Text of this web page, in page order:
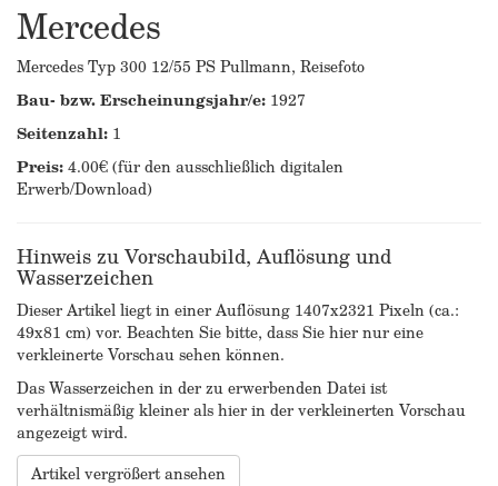
Mercedes
Mercedes Typ 300 12/55 PS Pullmann, Reisefoto
Bau- bzw. Erscheinungsjahr/e: 1927
Seitenzahl: 1
Preis:4.00€ (für den ausschließlich digitalen
Erwerb/Download)
Hinweis zu Vorschaubild, Auflösung und
Wasserzeichen
Dieser Artikel liegt in einer Auflösung 1407x2321 Pixeln (ca.:
49x81 cm) vor. Beachten Sie bitte, dass Sie hier nur eine
verkleinerte Vorschau sehen können.
Das Wasserzeichen in der zu erwerbenden Datei ist
verhältnismäßig kleiner als hier in der verkleinerten Vorschau
angezeigt wird.
Artikel vergrößert ansehen